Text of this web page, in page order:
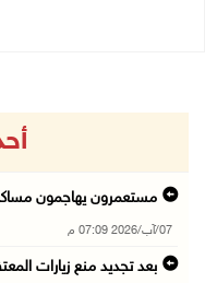
مستعمرون يهاجمون
07/آب/2026 07:09 م
بعد تجديد منع زيارات